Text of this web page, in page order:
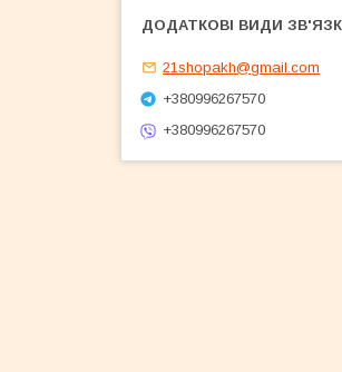
21shopakh@gmail.com
+380996267570
+380996267570